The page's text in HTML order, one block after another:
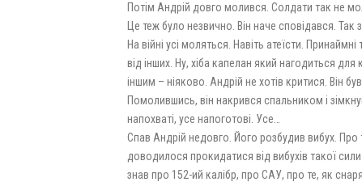
Потім Андрій довго молився. Солдати так не
Це теж було незвично. Він наче сповідався. Так
На війні усі моляться. Навіть атеїсти.
від інших. Ну, хіба капелан який нагодиться
іншим – ніяково. Андрій не хотів критися. Він
Помолившись, він накрився спальником і
напохваті, усе напоготові. Усе…
Спав Андрій недовго. Його розбудив вибух.
доводилося прокидатися від вибухів такої
знав про 152-ий калібр, про САУ, про те, як